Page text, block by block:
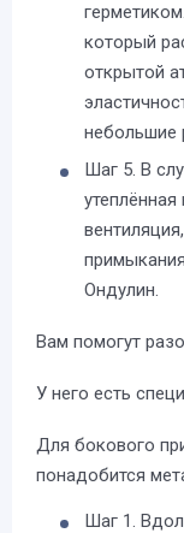
который
открытой
небольшие
Шаг 5. В
Ондулин.
Вам помогут
У него есть
Для бокового
понадобится
Шаг 1.